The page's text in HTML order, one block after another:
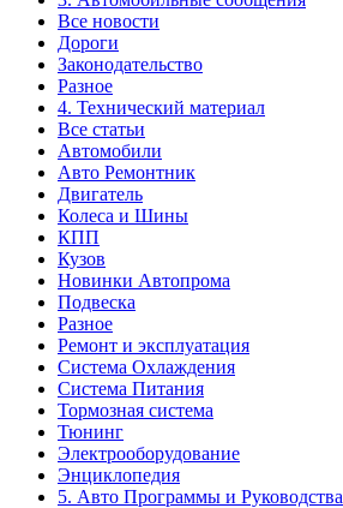
Все новости
Дороги
Законодательство
Разное
4. Технический материал
Все статьи
Автомобили
Авто Ремонтник
Двигатель
Колеса и Шины
КПП
Кузов
Новинки Автопрома
Подвеска
Разное
Ремонт и эксплуатация
Система Охлаждения
Система Питания
Тормозная система
Тюнинг
Электрооборудование
Энциклопедия
5. Авто Программы и Руководства